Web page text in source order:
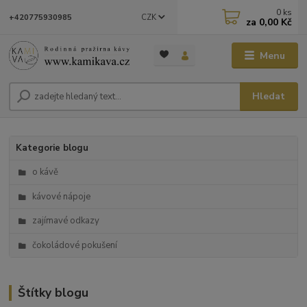
Menu
CZK
Hledat
+420775930985 0 ks
za 0,00 Kč
Kategorie blogu
o kávě
kávové nápoje
zajímavé odkazy
čokoládové pokušení
Štítky blogu